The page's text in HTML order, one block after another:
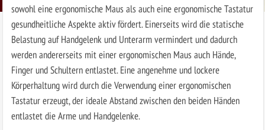
sowohl eine ergonomische Maus als auch eine ergonomische Tastatur
gesundheitliche Aspekte aktiv fördert. Einerseits wird die statische
Belastung auf Handgelenk und Unterarm vermindert und dadurch
werden andererseits mit einer ergonomischen Maus auch Hände,
Finger und Schultern entlastet. Eine angenehme und lockere
Körperhaltung wird durch die Verwendung einer ergonomischen
Tastatur erzeugt, der ideale Abstand zwischen den beiden Händen
entlastet die Arme und Handgelenke.